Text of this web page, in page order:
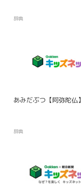
辞典
あみだぶつ【阿弥陀仏】
辞典